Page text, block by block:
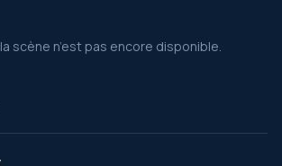
scène n’est pas encore disponible.